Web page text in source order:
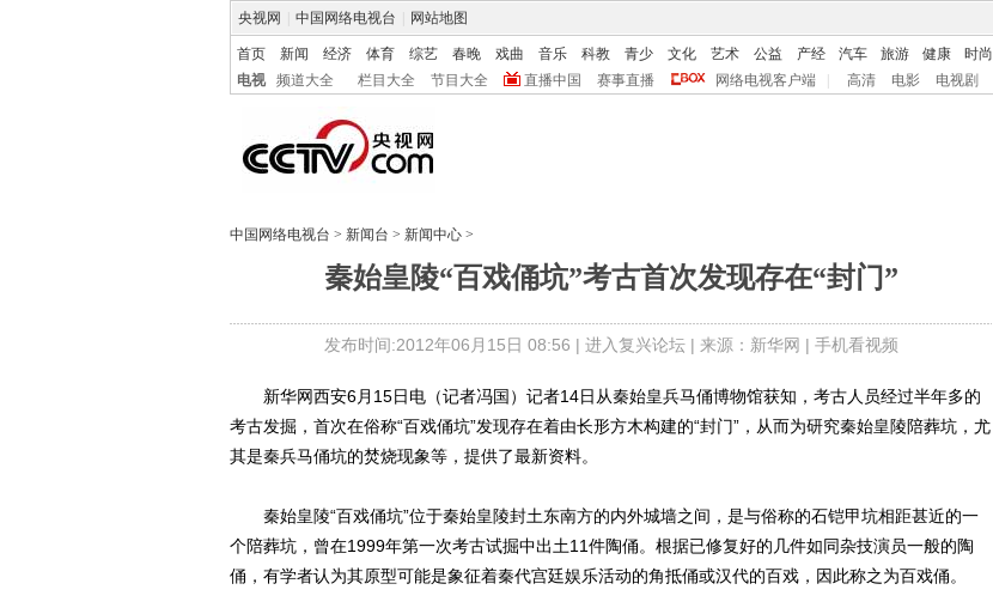
央视网 中国网络电视台 网站地图
首页 新闻 经济 体育 综艺 春晚 戏曲 音乐 科教 青少 文化 艺术 公益 产经 汽车 旅游 健康 时尚
电视
频道大全 栏目大全 节目大全 直播中国 赛事直播 网络电视客户端 高清 电影 电视剧
中国网络电视台 > 新闻台 > 新闻中心 >
秦始皇陵“百戏俑坑”考古首次发现存在“封门”
发布时间:2012年06月15日 08:56 | 进入复兴论坛| 来源：新华网 | 手机看视频
新华网西安6月15日电（记者冯国）记者14日从秦始皇兵马俑博物馆获知，考古人员经过半年多的
考古发掘，首次在俗称“百戏俑坑”发现存在着由长形方木构建的“封门”，从而为研究秦始皇陵陪葬坑，尤
其是秦兵马俑坑的焚烧现象等，提供了最新资料。
秦始皇陵“百戏俑坑”位于秦始皇陵封土东南方的内外城墙之间，是与俗称的石铠甲坑相距甚近的一
个陪葬坑，曾在1999年第一次考古试掘中出土11件陶俑。根据已修复好的几件如同杂技演员一般的陶
俑，有学者认为其原型可能是象征着秦代宫廷娱乐活动的角抵俑或汉代的百戏，因此称之为百戏俑。